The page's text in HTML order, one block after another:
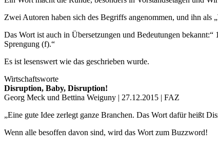
Zwei Autoren haben sich des Begriffs angenommen, und ihn als
Das Wort ist auch in Übersetzungen und Bedeutungen
Sprengung (f).“
Es ist lesenswert wie das geschrieben wurde.
Wirtschaftsworte
Disruption, Baby, Disruption!
Georg Meck und Bettina Weiguny | 27.12.2015 | FAZ
„Eine gute Idee zerlegt ganze Branchen. Das Wort dafür heißt
Wenn alle besoffen davon sind, wird das Wort zum Buzzword!